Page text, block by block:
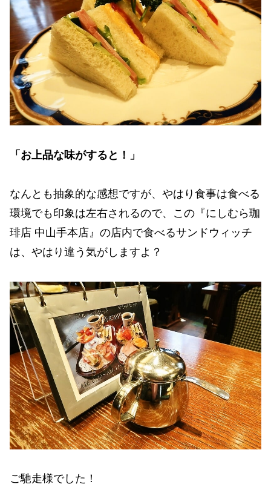
「お上品な味がすると！」
なんとも抽象的な感想ですが、やはり食事は食べる
環境でも印象は左右されるので、この『にしむら珈
琲店 中山手本店』の店内で食べるサンドウィッチ
は、やはり違う気がしますよ？
ご馳走様でした！